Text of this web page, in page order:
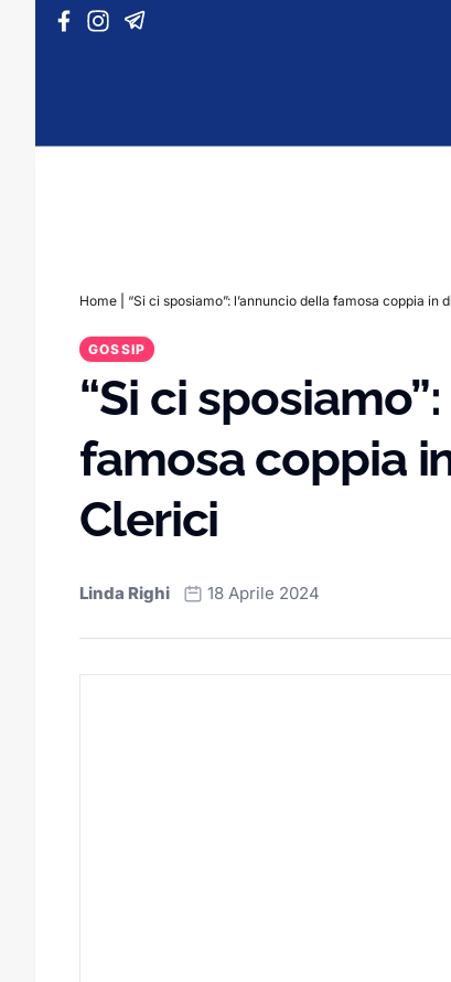
Vai al contenuto
Home “Si ci sposiamo”: l’annuncio della famosa coppia in
GOSSIP
“Si ci
famosa coppia
Clerici
Linda Righi 18 Aprile 2024